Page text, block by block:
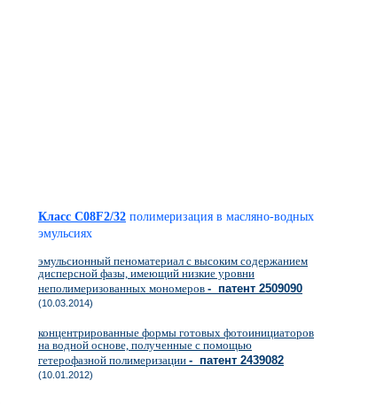
Класс C08F2/32 полимеризация в масляно-водных
эмульсиях
эмульсионный пеноматериал с высоким содержанием
дисперсной фазы, имеющий низкие уровни
неполимеризованных мономеров - патент 2509090
(10.03.2014)
концентрированные формы готовых фотоинициаторов
на водной основе, полученные с помощью
гетерофазной полимеризации - патент 2439082
(10.01.2012)